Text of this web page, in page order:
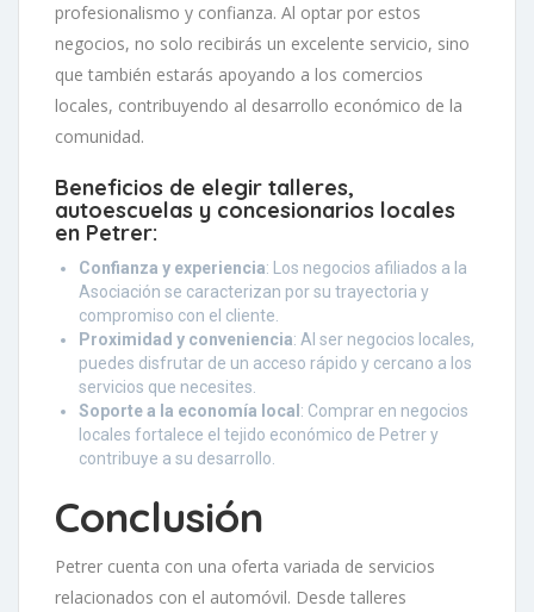
profesionalismo y confianza. Al optar por estos
negocios, no solo recibirás un excelente servicio, sino
que también estarás apoyando a los comercios
locales, contribuyendo al desarrollo económico de la
comunidad.
Beneficios de elegir talleres,
autoescuelas y concesionarios locales
en Petrer:
Confianza y experiencia: Los negocios afiliados a la
Asociación se caracterizan por su trayectoria y
compromiso con el cliente.
Proximidad y conveniencia: Al ser negocios locales,
puedes disfrutar de un acceso rápido y cercano a los
servicios que necesites.
Soporte a la economía local : Comprar en negocios
locales fortalece el tejido económico de Petrer y
contribuye a su desarrollo.
Conclusión
Petrer cuenta con una oferta variada de servicios
relacionados con el automóvil. Desde talleres